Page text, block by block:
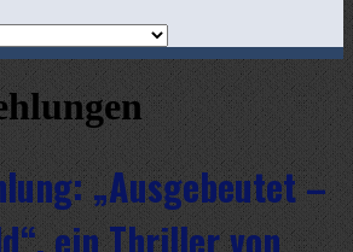
„Ausgebeutet –
ein Thriller von